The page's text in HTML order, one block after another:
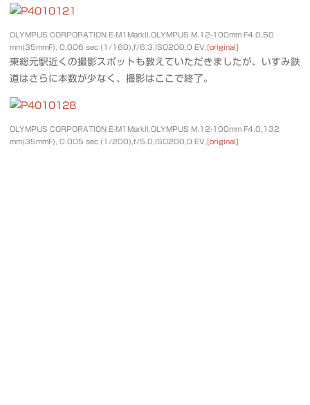
OLYMPUS CORPORATION E-M1MarkII,OLYMPUS M.12-100mm F4.0,50
mm(35mmF), 0.006 sec (1/160),f/6.3,ISO200,0 EV, [original]
東総元駅近くの撮影スポットも教えていただきましたが、いすみ鉄
道はさらに本数が少なく、撮影はここで終了。
OLYMPUS CORPORATION E-M1MarkII,OLYMPUS M.12-100mm F4.0,132
mm(35mmF), 0.005 sec (1/200),f/5.0,ISO200,0 EV, [original]